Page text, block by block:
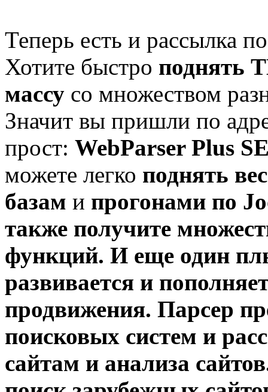
Теперь есть и рассылка
Хотите быстро поднять
массу со множеством
Значит вы пришли по
прост: WebParser Plus
можете легко поднять
базам и прогонами по
также получите
функций. И еще один
развивается и
продвижения. Парсер
поисковых систем и
сайтам и анализа сайтов